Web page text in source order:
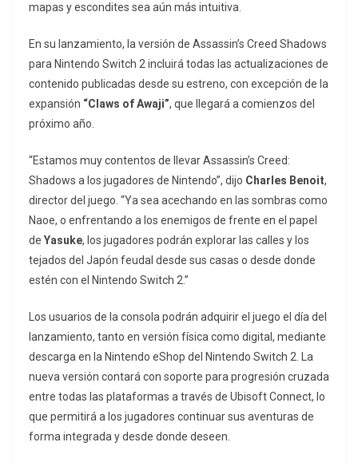
mapas y escondites sea aún más intuitiva.
En su lanzamiento, la versión de Assassin’s Creed Shadows
para Nintendo Switch 2 incluirá todas las actualizaciones de
contenido publicadas desde su estreno, con excepción de la
expansión “Claws of Awaji”, que llegará a comienzos del
próximo año.
“Estamos muy contentos de llevar Assassin’s Creed:
Shadows a los jugadores de Nintendo”, dijo Charles Benoit,
director del juego. “Ya sea acechando en las sombras como
Naoe, o enfrentando a los enemigos de frente en el papel
de Yasuke, los jugadores podrán explorar las calles y los
tejados del Japón feudal desde sus casas o desde donde
estén con el Nintendo Switch 2.”
Los usuarios de la consola podrán adquirir el juego el día del
lanzamiento, tanto en versión física como digital, mediante
descarga en la Nintendo eShop del Nintendo Switch 2. La
nueva versión contará con soporte para progresión cruzada
entre todas las plataformas a través de Ubisoft Connect, lo
que permitirá a los jugadores continuar sus aventuras de
forma integrada y desde donde deseen.